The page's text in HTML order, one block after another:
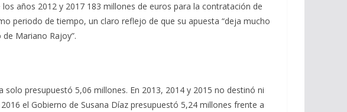
años 2012 y 2017 183 millones de euros para la contratación de
periodo de tiempo, un claro reflejo de que su apuesta “deja mucho
Mariano Rajoy”.
presupuestó 5,06 millones. En 2013, 2014 y 2015 no destinó ni
el Gobierno de Susana Díaz presupuestó 5,24 millones frente a